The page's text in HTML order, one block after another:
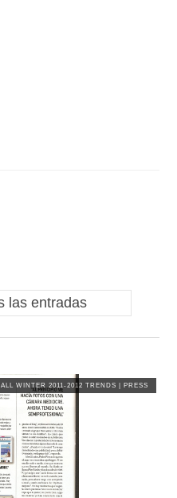
las entradas
WINTER 2011-2012 TRENDS PRESS